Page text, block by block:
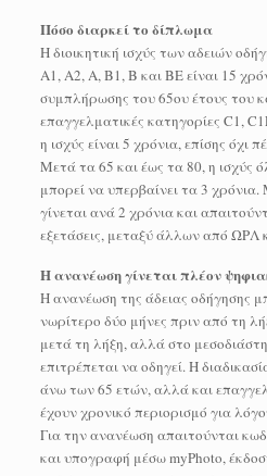
Πόσο διαρκεί το δίπλωμα
Η διοικητική ισχύς των αδειών
A1, A2, A, B1, B και BE είναι 15
συμπλήρωσης του 65ου έτους του
επαγγελματικές κατηγορίες C1,
η ισχύς είναι 5 χρόνια, επίσης όχι
Μετά τα 65 και έως τα 80, η ισχύς
μπορεί να υπερβαίνει τα 3
γίνεται ανά 2 χρόνια και
εξετάσεις, μεταξύ άλλων από ΩΡΛ
Η ανανέωση γίνεται πλέον
Η ανανέωση της άδειας οδήγησης
νωρίτερο δύο μήνες πριν από τη
μετά τη λήξη, αλλά στο
επιτρέπεται να οδηγεί. Η
άνω των 65 ετών, αλλά και
έχουν χρονικό περιορισμό για
Για την ανανέωση απαιτούνται
και υπογραφή μέσω myPhoto,